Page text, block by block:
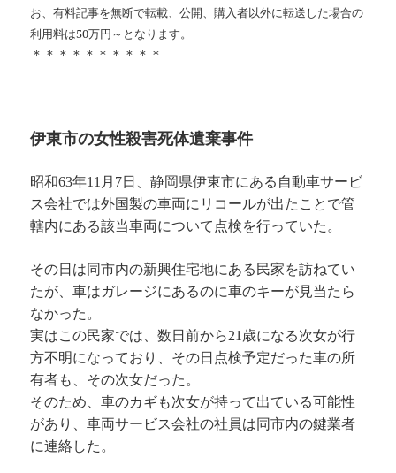
お、有料記事を無断で転載、公開、購入者以外に転送した場合の
利用料は50万円～となります。
＊＊＊＊＊＊＊＊＊＊
伊東市の女性殺害死体遺棄事件
昭和63年11月7日、静岡県伊東市にある自動車サービ
ス会社では外国製の車両にリコールが出たことで管
轄内にある該当車両について点検を行っていた。
その日は同市内の新興住宅地にある民家を訪ねてい
たが、車はガレージにあるのに車のキーが見当たら
なかった。
実はこの民家では、数日前から21歳になる次女が行
方不明になっており、その日点検予定だった車の所
有者も、その次女だった。
そのため、車のカギも次女が持って出ている可能性
があり、車両サービス会社の社員は同市内の鍵業者
に連絡した。